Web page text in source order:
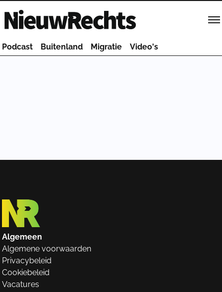
Homepage van NieuwRechts
Podcast Buitenland Migratie Video's
Algemeen
Algemene voorwaarden
Privacybeleid
Cookiebeleid
Vacatures